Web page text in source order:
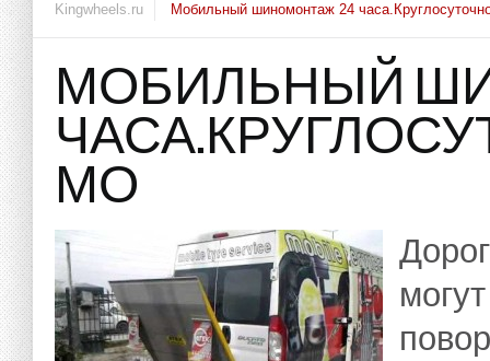
Kingwheels.ru Мобильный шиномонтаж 24
МОБИЛЬНЫЙ
МО